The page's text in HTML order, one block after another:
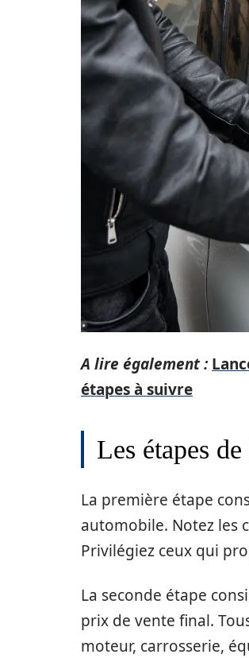
A lire également :
étapes à suivre
Les étapes
La première étape
automobile. Notez les
Privilégiez ceux qui
La seconde étape
prix de vente final.
moteur, carrosserie,